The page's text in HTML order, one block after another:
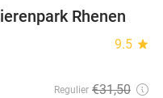
19%
Rhenen
9.5 star
Regulier €31,50